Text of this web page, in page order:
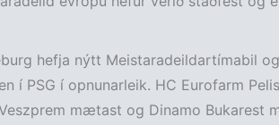
hefja nýtt Meistaradeildartímabil
í PSG í opnunarleik. HC Eurofarm
mætast og Dinamo Bukarest